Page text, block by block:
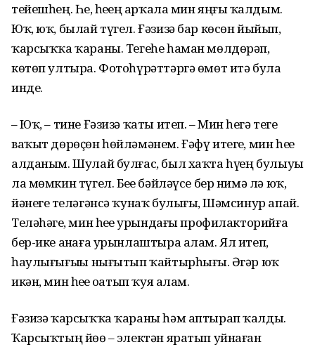
тейешһең. Һеҙ, һеҙҙең арҡала мин яңғыҙ ҡалдым.
Юҡ, юҡ, былай түгел. Ғәзизә бар көсөн йыйып,
ҡарсыҡҡа ҡараны. Тегеһе һаман мөлдөрәп,
көтөп ултыра. Фотоһүрәттәргә өмөт итә була
инде.
– Юҡ, – тине Ғәзизә ҡаты итеп. – Мин һеҙгә теге
ваҡыт дөрөҫөн һөйләмәнем. Ғәфү итегеҙ, мин һеҙҙе
алданым. Шулай булғас, был хаҡта һүҙҙең булыуы
ла мөмкин түгел. Беҙҙе бәйләүсе бер нимә лә юҡ,
йәнегеҙ теләгәнсә ҡунаҡ булығыҙ, Шәмсинур апай.
Теләһәгеҙ, мин һеҙҙе урындағы профилакторийға
бер-ике аҙнаға урынлаштыра алам. Ял итеп,
һаулығығыҙҙы нығытып ҡайтырһығыҙ. Әгәр юҡ
икән, мин һеҙҙе оҙатып ҡуя алам.
Ғәзизә ҡарсыҡҡа ҡараны һәм аптырап ҡалды.
Ҡарсыҡтың йөҙө – электән яратып уйнаған